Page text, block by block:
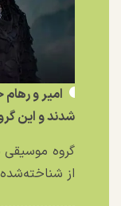
امیر و
شدند و این
گروه
از